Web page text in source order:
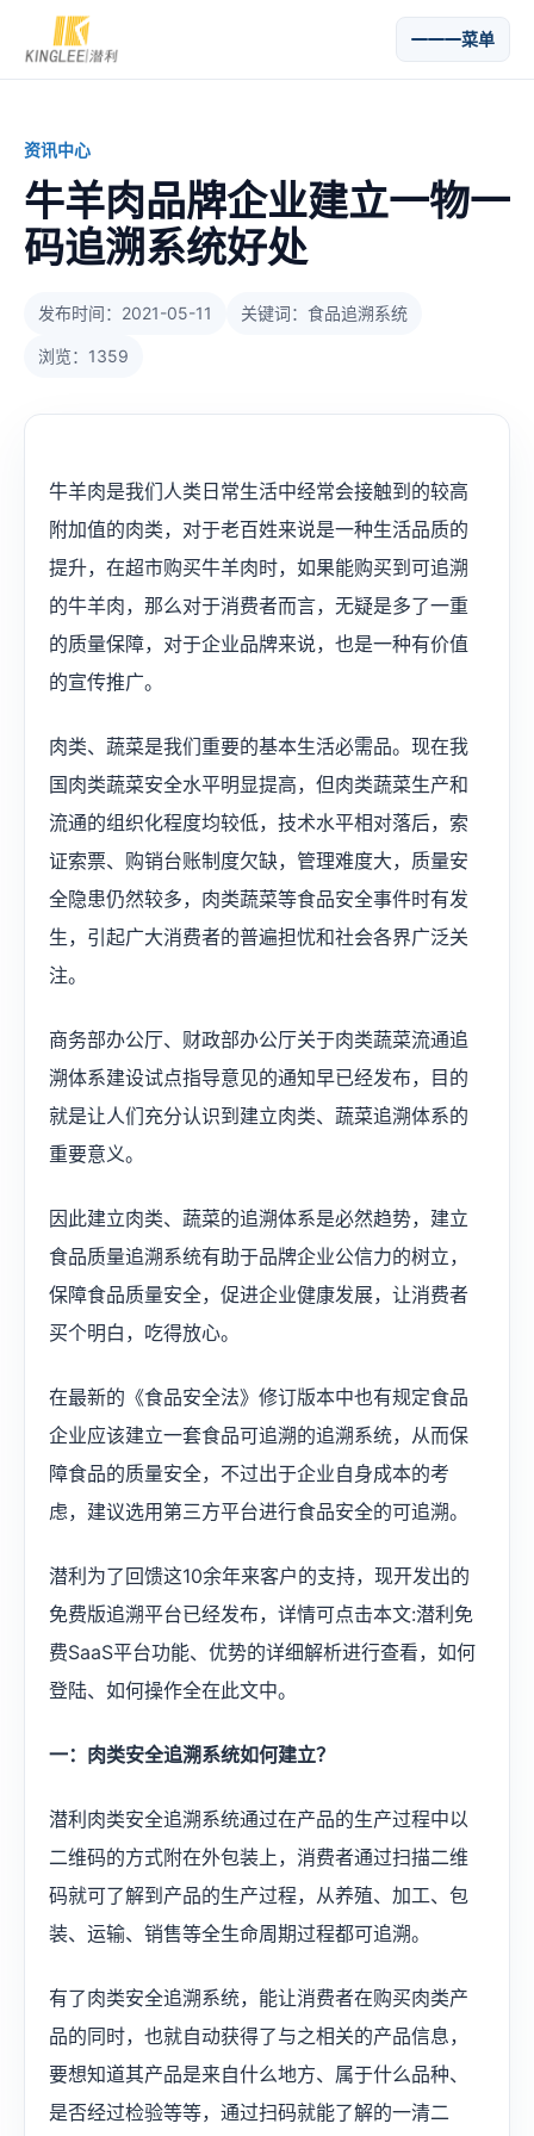
菜单
资讯中心
牛羊肉品牌企业建立一物一
码追溯系统好处
发布时间：2021-05-11 关键词：食品追溯系统
浏览：1359
牛羊肉是我们人类日常生活中经常会接触到的较高
附加值的肉类，对于老百姓来说是一种生活品质的
提升，在超市购买牛羊肉时，如果能购买到可追溯
的牛羊肉，那么对于消费者而言，无疑是多了一重
的质量保障，对于企业品牌来说，也是一种有价值
的宣传推广。
肉类、蔬菜是我们重要的基本生活必需品。现在我
国肉类蔬菜安全水平明显提高，但肉类蔬菜生产和
流通的组织化程度均较低，技术水平相对落后，索
证索票、购销台账制度欠缺，管理难度大，质量安
全隐患仍然较多，肉类蔬菜等食品安全事件时有发
生，引起广大消费者的普遍担忧和社会各界广泛关
注。
商务部办公厅、财政部办公厅关于肉类蔬菜流通追
溯体系建设试点指导意见的通知早已经发布，目的
就是让人们充分认识到建立肉类、蔬菜追溯体系的
重要意义。
因此建立肉类、蔬菜的追溯体系是必然趋势，建立
食品质量追溯系统有助于品牌企业公信力的树立，
保障食品质量安全，促进企业健康发展，让消费者
买个明白，吃得放心。
在最新的《食品安全法》修订版本中也有规定食品
企业应该建立一套食品可追溯的追溯系统，从而保
障食品的质量安全，不过出于企业自身成本的考
虑，建议选用第三方平台进行食品安全的可追溯。
潜利为了回馈这10余年来客户的支持，现开发出的
免费版追溯平台已经发布，详情可点击本文:潜利免
费SaaS平台功能、优势的详细解析进行查看，如何
登陆、如何操作全在此文中。
一：肉类安全追溯系统如何建立？
潜利肉类安全追溯系统通过在产品的生产过程中以
二维码的方式附在外包装上，消费者通过扫描二维
码就可了解到产品的生产过程，从养殖、加工、包
装、运输、销售等全生命周期过程都可追溯。
有了肉类安全追溯系统，能让消费者在购买肉类产
品的同时，也就自动获得了与之相关的产品信息，
要想知道其产品是来自什么地方、属于什么品种、
是否经过检验等等，通过扫码就能了解的一清二